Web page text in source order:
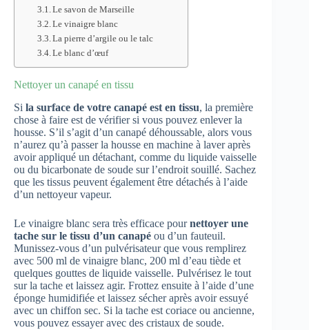
Le savon de Marseille
Le vinaigre blanc
La pierre d’argile ou le talc
Le blanc d’œuf
Nettoyer un canapé en tissu
Si la surface de votre canapé est en tissu, la première
chose à faire est de vérifier si vous pouvez enlever la
housse. S’il s’agit d’un canapé déhoussable, alors vous
n’aurez qu’à passer la housse en machine à laver après
avoir appliqué un détachant, comme du liquide vaisselle
ou du bicarbonate de soude sur l’endroit souillé. Sachez
que les tissus peuvent également être détachés à l’aide
d’un nettoyeur vapeur.
Le vinaigre blanc sera très efficace pournettoyer une
tache sur le tissu d’un canapé ou d’un fauteuil.
Munissez-vous d’un pulvérisateur que vous remplirez
avec 500 ml de vinaigre blanc, 200 ml d’eau tiède et
quelques gouttes de liquide vaisselle. Pulvérisez le tout
sur la tache et laissez agir. Frottez ensuite à l’aide d’une
éponge humidifiée et laissez sécher après avoir essuyé
avec un chiffon sec. Si la tache est coriace ou ancienne,
vous pouvez essayer avec des cristaux de soude.